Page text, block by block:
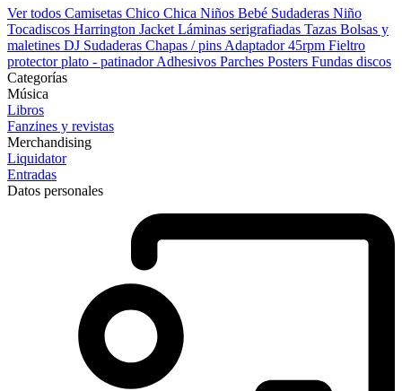
Ver todos Camisetas Chico Chica Niños Bebé Sudaderas Niño
Tocadiscos Harrington Jacket Láminas serigrafiadas Tazas Bolsas y
maletines DJ Sudaderas Chapas / pins Adaptador 45rpm Fieltro
protector plato - patinadorAdhesivos Parches Posters Fundas discos
Categorías
Música
Libros
Fanzines y revistas
Merchandising
Liquidator
Entradas
Datos personales